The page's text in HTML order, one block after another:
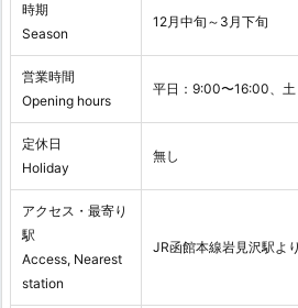
時期
Season
12月中旬～3月下旬
営業時間
Opening hours
平日：9:00〜16:00、
定休日
Holiday
無し
アクセス・最寄り
駅
Access, Nearest
station
JR函館本線岩見沢駅よ